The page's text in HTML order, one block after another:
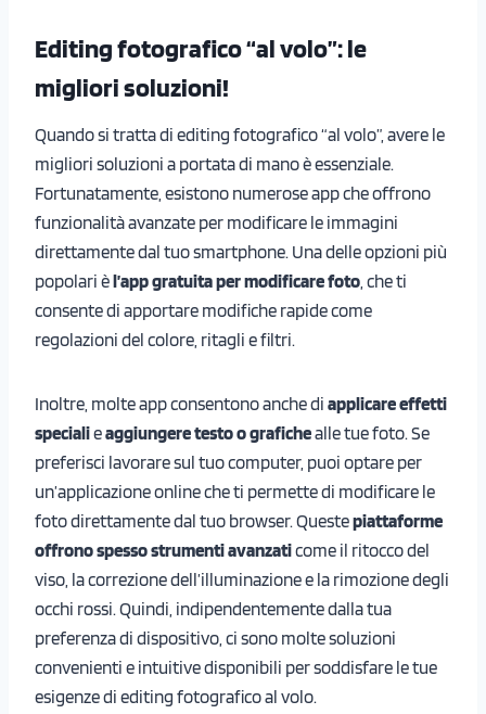
Editing fotografico “al volo”: le
migliori soluzioni!
Quando si tratta di editing fotografico “al volo”, avere le
migliori soluzioni a portata di mano è essenziale.
Fortunatamente, esistono numerose app che offrono
funzionalità avanzate per modificare le immagini
direttamente dal tuo smartphone. Una delle opzioni più
popolari èl’app gratuita per modificare foto , che ti
consente di apportare modifiche rapide come
regolazioni del colore, ritagli e filtri.
Inoltre, molte app consentono anche di applicare effetti
specialieaggiungere testo o grafichealle tue foto. Se
preferisci lavorare sul tuo computer, puoi optare per
un’applicazione online che ti permette di modificare le
foto direttamente dal tuo browser. Questepiattaforme
offrono spesso strumenti avanzaticome il ritocco del
viso, la correzione dell’illuminazione e la rimozione degli
occhi rossi. Quindi, indipendentemente dalla tua
preferenza di dispositivo, ci sono molte soluzioni
convenienti e intuitive disponibili per soddisfare le tue
esigenze di editing fotografico al volo.